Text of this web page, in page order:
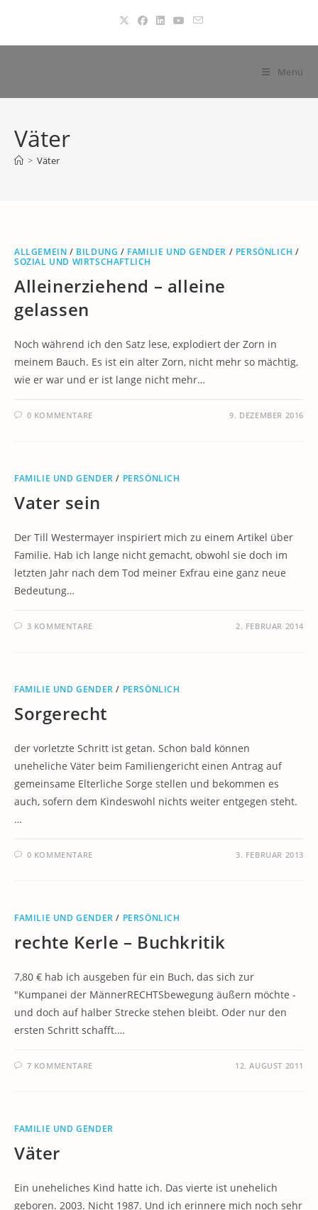
springen
Menü
Väter
> Väter
ALLGEMEIN / BILDUNG / FAMILIE UND GENDER / PERSÖNLICH /
SOZIAL UND WIRTSCHAFTLICH
Alleinerziehend – alleine
gelassen
Noch während ich den Satz lese, explodiert der Zorn in
meinem Bauch. Es ist ein alter Zorn, nicht mehr so mächtig,
wie er war und er ist lange nicht mehr…
0 KOMMENTARE 9. DEZEMBER 2016
FAMILIE UND GENDER / PERSÖNLICH
Vater sein
Der Till Westermayer inspiriert mich zu einem Artikel über
Familie. Hab ich lange nicht gemacht, obwohl sie doch im
letzten Jahr nach dem Tod meiner Exfrau eine ganz neue
Bedeutung…
3 KOMMENTARE 2. FEBRUAR 2014
FAMILIE UND GENDER / PERSÖNLICH
Sorgerecht
der vorletzte Schritt ist getan. Schon bald können
uneheliche Väter beim Familiengericht einen Antrag auf
gemeinsame Elterliche Sorge stellen und bekommen es
auch, sofern dem Kindeswohl nichts weiter entgegen steht.
…
0 KOMMENTARE 3. FEBRUAR 2013
FAMILIE UND GENDER / PERSÖNLICH
rechte Kerle – Buchkritik
7,80 € hab ich ausgeben für ein Buch, das sich zur
"Kumpanei der MännerRECHTSbewegung äußern möchte -
und doch auf halber Strecke stehen bleibt. Oder nur den
ersten Schritt schafft.…
7 KOMMENTARE 12. AUGUST 2011
FAMILIE UND GENDER
Väter
Ein uneheliches Kind hatte ich. Das vierte ist unehelich
geboren. 2003. Nicht 1987. Und ich erinnere mich noch sehr